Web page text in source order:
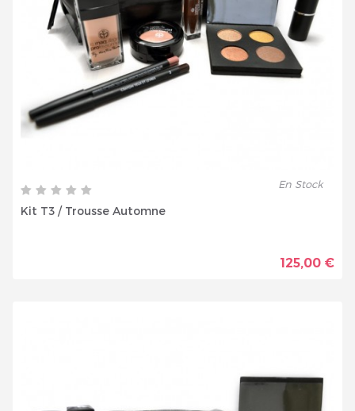
En Stock
Kit T3 / Trousse Automne
125,00 €